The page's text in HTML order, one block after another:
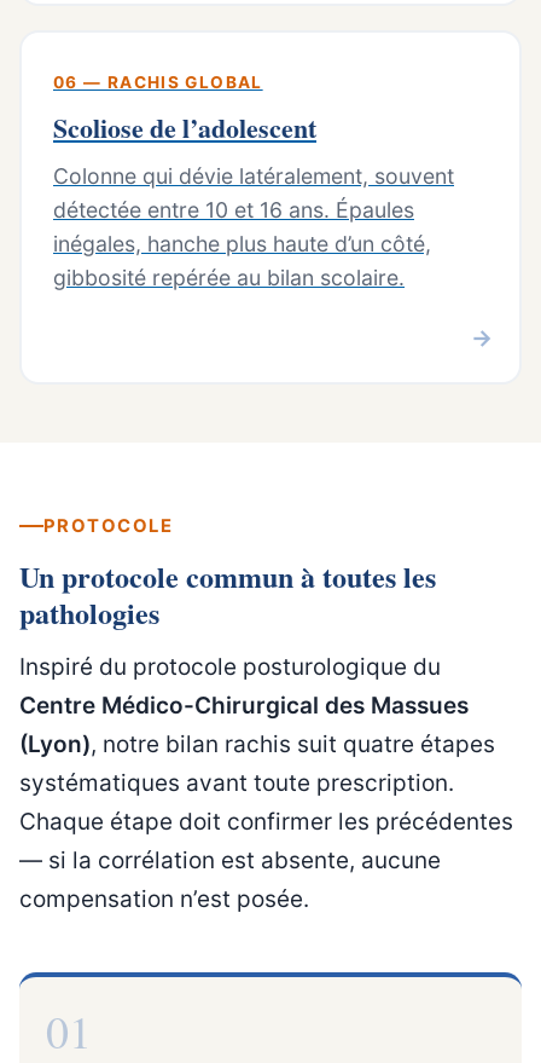
06 — RACHIS GLOBAL
Scoliose de l’adolescent
Colonne qui dévie latéralement, souvent
détectée entre 10 et 16 ans. Épaules
inégales, hanche plus haute d’un côté,
gibbosité repérée au bilan scolaire.
→
PROTOCOLE
Un protocole commun à toutes les
pathologies
Inspiré du protocole posturologique du
Centre Médico-Chirurgical des Massues
(Lyon), notre bilan rachis suit quatre étapes
systématiques avant toute prescription.
Chaque étape doit confirmer les précédentes
— si la corrélation est absente, aucune
compensation n’est posée.
01